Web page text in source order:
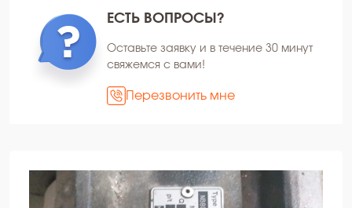
ЕСТЬ ВОПРОСЫ?
Оставьте заявку и в течение 30 минут
свяжемся с вами!
Перезвонить мне